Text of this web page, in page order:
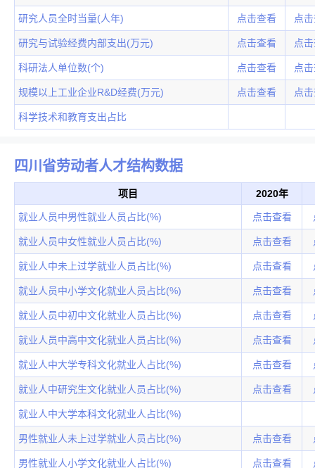
研究人员全时当量(人年) 点击查看 点
研究与试验经费内部支出(万元) 点击查看 点
科研法人单位数(个) 点击查看 点
规模以上工业企业R&D经费(万元) 点击查看 点
科学技术和教育支出占比
四川省劳动者人才结构数据
项目 2020年
就业人员中男性就业人员占比(%) 点击查看
就业人员中女性就业人员占比(%) 点击查看
就业人中未上过学就业人员占比(%) 点击查看
就业人员中小学文化就业人员占比(%) 点击查看
就业人员中初中文化就业人员占比(%) 点击查看
就业人员中高中文化就业人员占比(%) 点击查看
就业人中大学专科文化就业人占比(%) 点击查看
就业人中研究生文化就业人员占比(%) 点击查看
就业人中大学本科文化就业人占比(%)
男性就业人未上过学就业人员占比(%) 点击查看
男性就业人小学文化就业人占比(%) 点击查看